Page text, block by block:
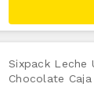
Sixpack Leche
Chocolate Caja